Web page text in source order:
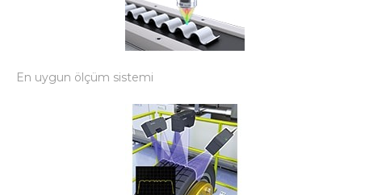
En uygun ölçüm sistemi